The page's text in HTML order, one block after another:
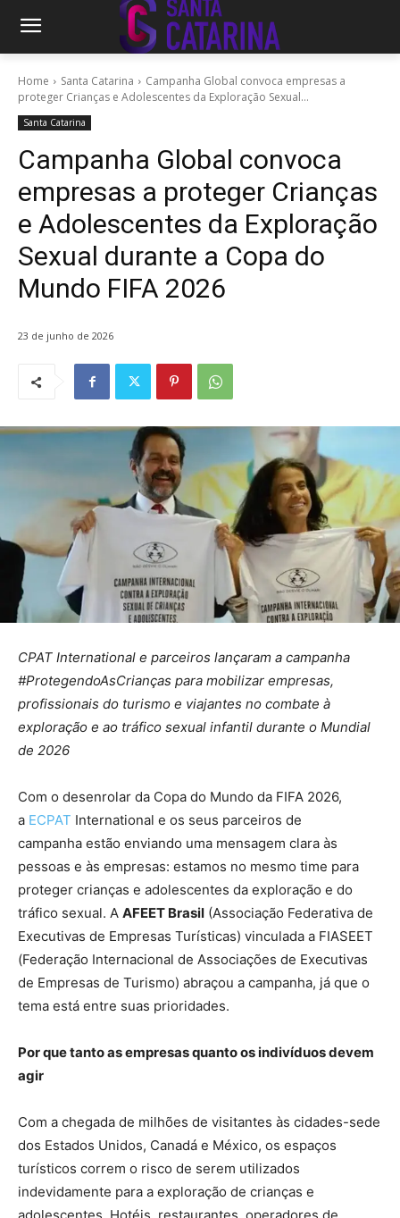
Home Santa Catarina
Campanha Global convoca empresas a
proteger Crianças e Adolescentes da Exploração Sexual...
Santa Catarina
Campanha Global convoca
empresas a proteger Crianças
e Adolescentes da Exploração
Sexual durante a Copa do
Mundo FIFA 2026
23 de junho de 2026
CPAT International e parceiros lançaram a campanha
#ProtegendoAsCrianças para mobilizar empresas,
profissionais do turismo e viajantes no combate à
exploração e ao tráfico sexual infantil durante o Mundial
de 2026
Com o desenrolar da Copa do Mundo da FIFA 2026,
a ECPAT International e os seus parceiros de
campanha estão enviando uma mensagem clara às
pessoas e às empresas: estamos no mesmo time para
proteger crianças e adolescentes da exploração e do
tráfico sexual. A AFEET Brasil (Associação Federativa de
Executivas de Empresas Turísticas) vinculada a FIASEET
(Federação Internacional de Associações de Executivas
de Empresas de Turismo) abraçou a campanha, já que o
tema está entre suas prioridades.
Por que tanto as empresas quanto os indivíduos devem
agir
Com a chegada de milhões de visitantes às cidades-sede
dos Estados Unidos, Canadá e México, os espaços
turísticos correm o risco de serem utilizados
indevidamente para a exploração de crianças e